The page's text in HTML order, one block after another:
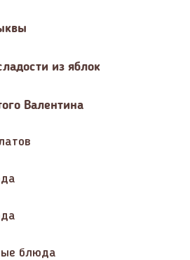
из яблок
Валентина
блюда